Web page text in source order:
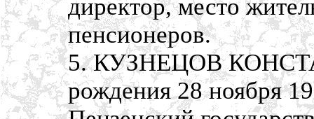
директор, место
пенсионеров.
5. КУЗНЕЦОВ
рождения 28 ноября